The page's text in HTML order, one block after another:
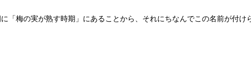
「梅の実が熟す時期」 にあることから、それにちなんでこの名前が付け